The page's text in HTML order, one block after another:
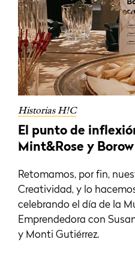
Historias H!C
El punto de
Mint&Rose y Borow
Retomamos, por fin,
Creatividad, y lo
celebrando el día de la
Emprendedora con
y Monti Gutiérrez.